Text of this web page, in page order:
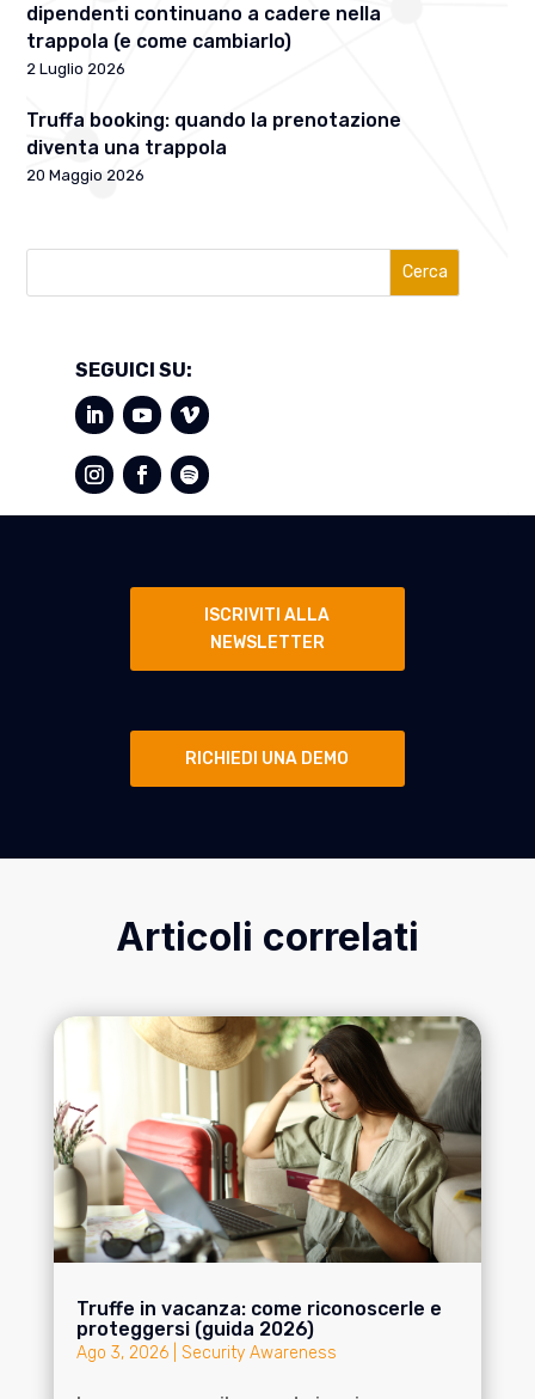
dipendenti continuano a cadere nella
trappola (e come cambiarlo)
2 Luglio 2026
Truffa booking: quando la prenotazione
diventa una trappola
20 Maggio 2026
Cerca
SEGUICI SU:
ISCRIVITI ALLA
NEWSLETTER
RICHIEDI UNA DEMO
Articoli correlati
Truffe in vacanza: come riconoscerle e
proteggersi (guida 2026)
Ago 3, 2026| Security Awareness